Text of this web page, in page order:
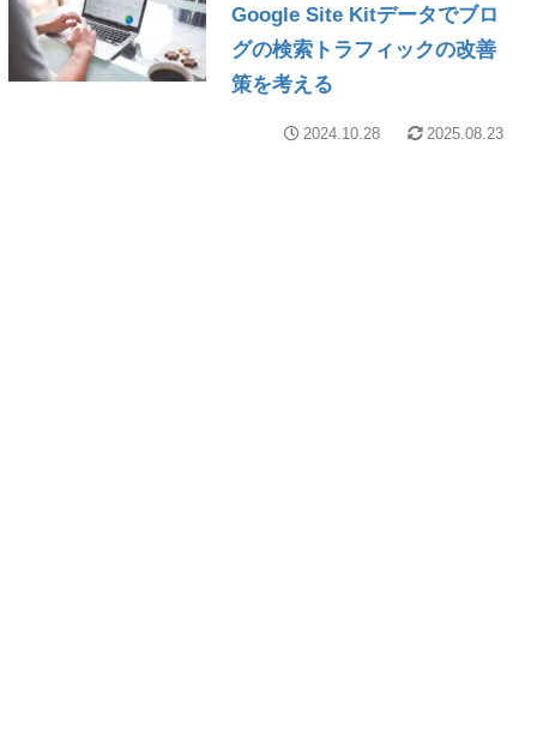
Google Site Kitデータでブロ
グの検索トラフィックの改善
策を考える
2024.10.28 2025.08.23